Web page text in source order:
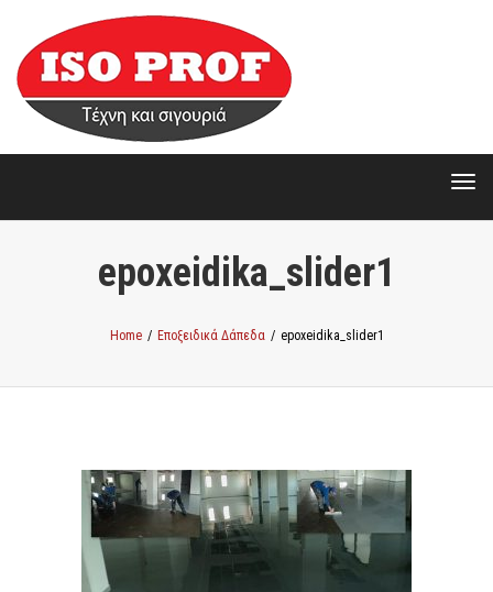
epoxeidika_slider1
Home / Εποξειδικά Δάπεδα / epoxeidika_slider1